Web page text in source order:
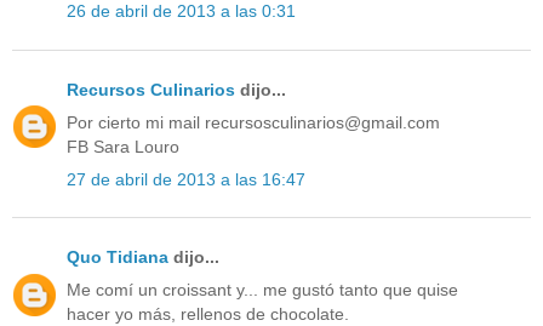
26 de abril de 2013 a las 0:31
Recursos Culinarios dijo...
Por cierto mi mail recursosculinarios@gmail.com
FB Sara Louro
27 de abril de 2013 a las 16:47
Quo Tidiana dijo...
Me comí un croissant y... me gustó tanto que quise
hacer yo más, rellenos de chocolate.